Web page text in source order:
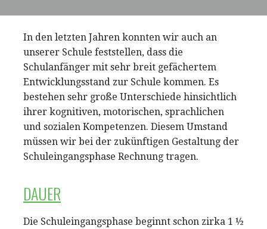
In den letzten Jahren konnten wir auch an
unserer Schule feststellen, dass die
Schulanfänger mit sehr breit gefächertem
Entwicklungsstand zur Schule kommen. Es
bestehen sehr große Unterschiede hinsichtlich
ihrer kognitiven, motorischen, sprachlichen
und sozialen Kompetenzen. Diesem Umstand
müssen wir bei der zukünftigen Gestaltung der
Schuleingangsphase Rechnung tragen.
DAUER
Die Schuleingangsphase beginnt schon zirka 1 ½